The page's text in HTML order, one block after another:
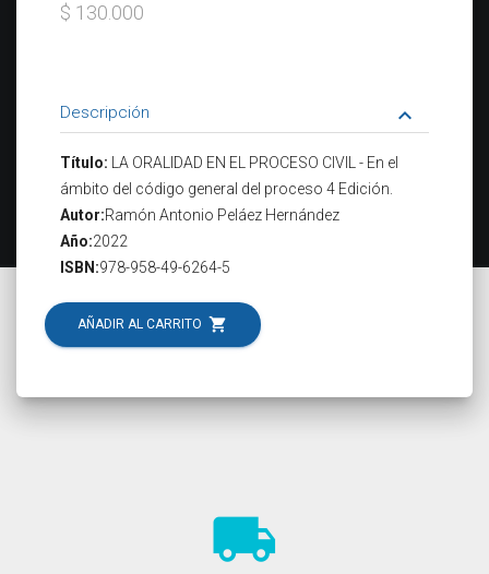
$ 130.000
Descripción keyboard_arrow_down
Título: LA ORALIDAD EN EL PROCESO CIVIL - En el
ámbito del código general del proceso 4 Edición.
Autor:Ramón Antonio Peláez Hernández
Año:2022
ISBN:978-958-49-6264-5
AÑADIR AL CARRITO shopping_cart
local_shipping